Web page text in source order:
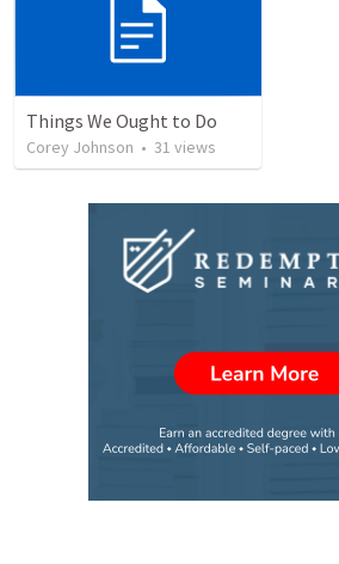
Things We Ought to Do
Corey Johnson • 31 views